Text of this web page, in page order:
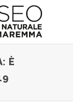
È